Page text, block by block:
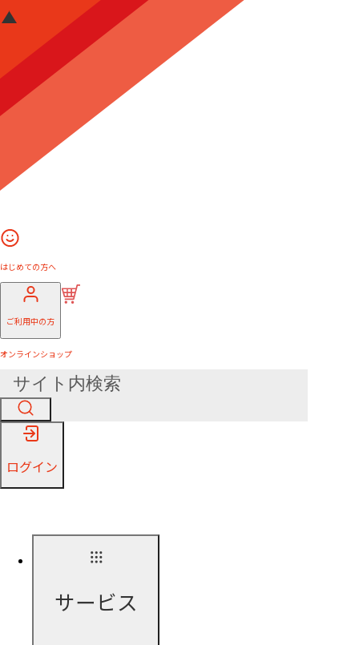
はじめての方へ
ご利用中の方
オンラインショップ
ログイン
サービス